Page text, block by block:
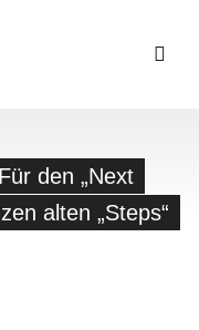
den „Next
alten „Steps“